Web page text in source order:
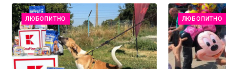
ЛЮБОПИТНО ЛЮБОПИТНО